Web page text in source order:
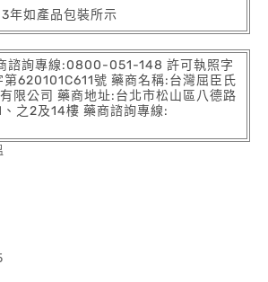
3年如產品包裝所示
諮詢專線:0800-051-148 許可執照字
620101C611號 藥商名稱:台灣屈臣氏
限公司 藥商地址:台北市松山區八德路
之2及14樓 藥商諮詢專線: